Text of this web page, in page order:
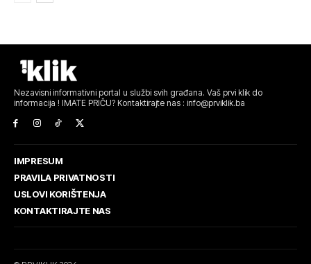
Nezavisni informativni portal u službi svih građana. Vaš prvi klik do
informacija ! IMATE PRIČU? Kontaktirajte nas : info@prviklik.ba
IMPRESUM
PRAVILA PRIVATNOSTI
USLOVI KORIŠTENJA
KONTAKTIRAJTE NAS